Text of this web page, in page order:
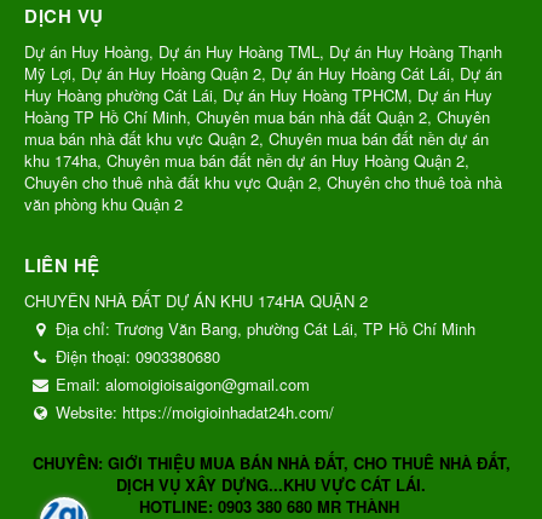
DỊCH VỤ
Dự án Huy Hoàng, Dự án Huy Hoàng TML, Dự án Huy Hoàng Thạnh
Mỹ Lợi, Dự án Huy Hoàng Quận 2, Dự án Huy Hoàng Cát Lái, Dự án
Huy Hoàng phường Cát Lái, Dự án Huy Hoàng TPHCM, Dự án Huy
Hoàng TP Hồ Chí Minh, Chuyên mua bán nhà đất Quận 2, Chuyên
mua bán nhà đất khu vực Quận 2, Chuyên mua bán đất nền dự án
khu 174ha, Chuyên mua bán đất nền dự án Huy Hoàng Quận 2,
Chuyên cho thuê nhà đất khu vực Quận 2, Chuyên cho thuê toà nhà
văn phòng khu Quận 2
LIÊN HỆ
CHUYÊN NHÀ ĐẤT DỰ ÁN KHU 174HA QUẬN 2
Địa chỉ: Trương Văn Bang, phường Cát Lái, TP Hồ Chí Minh
Điện thoại: 0903380680
Email: alomoigioisaigon@gmail.com
Website: https://moigioinhadat24h.com/
CHUYÊN: GIỚI THIỆU MUA BÁN NHÀ ĐẤT, CHO THUÊ NHÀ ĐẤT,
DỊCH VỤ XÂY DỰNG...KHU VỰC CÁT LÁI.
HOTLINE: 0903 380 680 MR THÀNH